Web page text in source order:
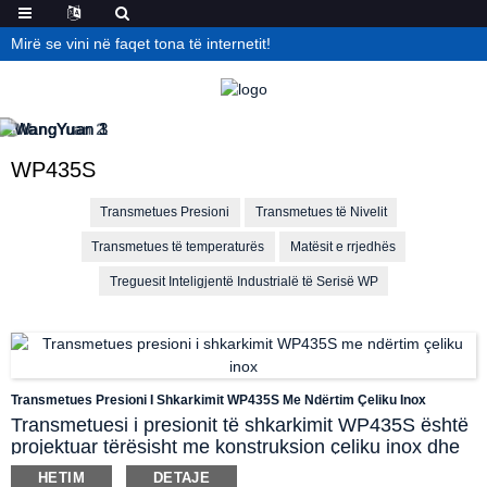
Mirë se vini në faqet tona të internetit!
WP435S
Transmetues Presioni Transmetues të Nivelit
Transmetues të temperaturës Matësit e rrjedhës
Treguesit Inteligjentë Industrialë të Serisë WP
Transmetues Presioni I Shkarkimit WP435S Me Ndërtim Çeliku Inox
Transmetuesi i presionit të shkarkimit WP435S është
projektuar tërësisht me konstruksion çeliku inox dhe
përdor komponentë të avancuar të sensorit të
HETIM DETAJE